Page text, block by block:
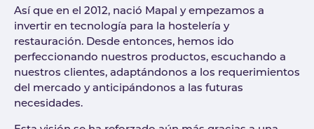
Así que en el 2012, nació Mapal y empezamos a
invertir en tecnología para la hostelería y
restauración. Desde entonces, hemos ido
perfeccionando nuestros productos, escuchando a
nuestros clientes, adaptándonos a los requerimientos
del mercado y anticipándonos a las futuras
necesidades.